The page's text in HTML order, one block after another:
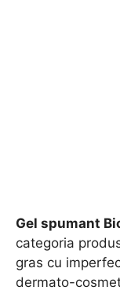
Gel spumant
categoria
gras cu
dermato-